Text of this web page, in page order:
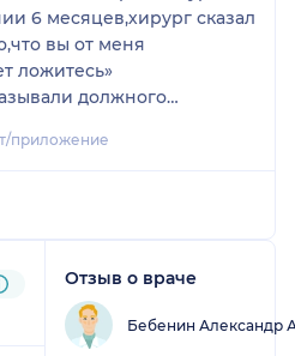
6 месяцев,хирург сказал
вы от меня
ложитесь»
должного
приложение
Отзыв о враче
Бебенин Александр